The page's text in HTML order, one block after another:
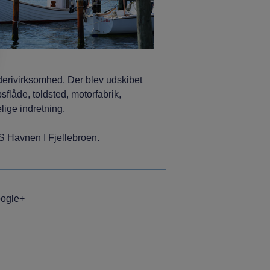
Der blev udskibet
toldsted, motorfabrik,
indretning.
Havnen I Fjellebroen.